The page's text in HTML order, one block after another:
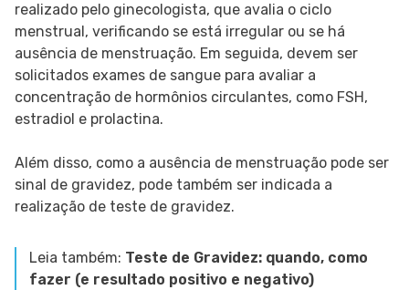
realizado pelo ginecologista, que avalia o ciclo
menstrual, verificando se está irregular ou se há
ausência de menstruação. Em seguida, devem ser
solicitados exames de sangue para avaliar a
concentração de hormônios circulantes, como FSH,
estradiol e prolactina.
Além disso, como a ausência de menstruação pode ser
sinal de gravidez, pode também ser indicada a
realização de teste de gravidez.
Leia também: Teste de Gravidez: quando, como
fazer (e resultado positivo e negativo)